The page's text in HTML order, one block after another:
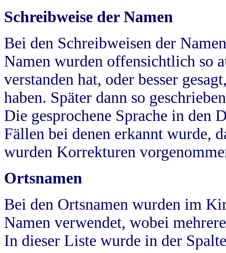
Schreibweise der Namen
Bei den Schreibweisen der
Namen wurden offensichtlich so
verstanden hat, oder besser
haben. Später dann so
Die gesprochene Sprache in
Fällen bei denen erkannt wurde,
wurden Korrekturen
Ortsnamen
Bei den Ortsnamen wurden im
Namen verwendet, wobei
In dieser Liste wurde in der